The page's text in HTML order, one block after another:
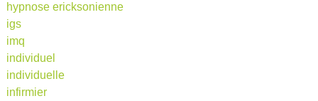
hypnose ericksonienne
igs
imq
individuel
individuelle
infirmier